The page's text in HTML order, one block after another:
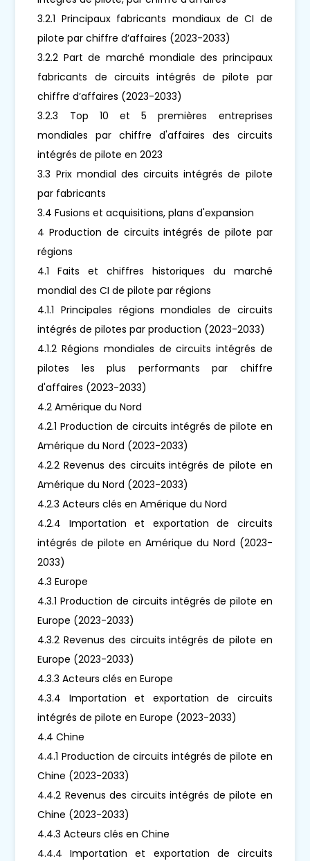
3.2.1 Principaux fabricants mondiaux de CI de
pilote par chiffre d’affaires (2023-2033)
3.2.2 Part de marché mondiale des principaux
fabricants de circuits intégrés de pilote par
chiffre d’affaires (2023-2033)
3.2.3 Top 10 et 5 premières entreprises
mondiales par chiffre d'affaires des circuits
intégrés de pilote en 2023
3.3 Prix mondial des circuits intégrés de pilote
par fabricants
3.4 Fusions et acquisitions, plans d'expansion
4 Production de circuits intégrés de pilote par
régions
4.1 Faits et chiffres historiques du marché
mondial des CI de pilote par régions
4.1.1 Principales régions mondiales de circuits
intégrés de pilotes par production (2023-2033)
4.1.2 Régions mondiales de circuits intégrés de
pilotes les plus performants par chiffre
d'affaires (2023-2033)
4.2 Amérique du Nord
4.2.1 Production de circuits intégrés de pilote en
Amérique du Nord (2023-2033)
4.2.2 Revenus des circuits intégrés de pilote en
Amérique du Nord (2023-2033)
4.2.3 Acteurs clés en Amérique du Nord
4.2.4 Importation et exportation de circuits
intégrés de pilote en Amérique du Nord (2023-
2033)
4.3 Europe
4.3.1 Production de circuits intégrés de pilote en
Europe (2023-2033)
4.3.2 Revenus des circuits intégrés de pilote en
Europe (2023-2033)
4.3.3 Acteurs clés en Europe
4.3.4 Importation et exportation de circuits
intégrés de pilote en Europe (2023-2033)
4.4 Chine
4.4.1 Production de circuits intégrés de pilote en
Chine (2023-2033)
4.4.2 Revenus des circuits intégrés de pilote en
Chine (2023-2033)
4.4.3 Acteurs clés en Chine
4.4.4 Importation et exportation de circuits